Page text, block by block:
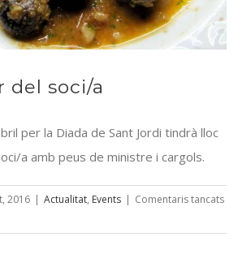
del soci/a
per la Diada de Sant Jordi tindrà lloc
a amb peus de ministre i cargols.
2016 | Actualitat, Events | Comentaris tancatsa
del